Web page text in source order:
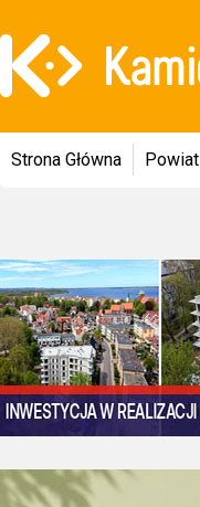
Strona Główna Powiat